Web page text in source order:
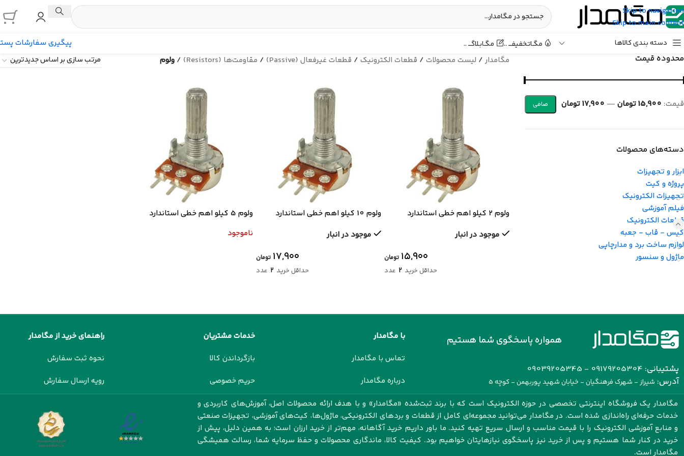
Skip to navigation
Skip to main content
دسته بندی کالاها مگـاتخفیفـــ .. مگـابـلاگـــ .. پیگیری سفارشات
محدوده قیمت
صافی قيمت: 15,900 تومان — 17,900 تومان
دسته‌های محصولات
ابزار و تجهیزات
پروژه و کیت
تجهیزات الکترونیک
فیلم آموزشی
قطعات الکترونیک
کیس - قاب - جعبه
لوازم ساخت برد و مدارچاپی
ماژول و سنسور
مگامدار/ لیست محصولات / قطعات الکترونیک / قطعات غیرفعال (Passive) / مقاومت‌ها (Resistors) /ولوم
ولوم 2 کیلو اهم خطی استاندارد
موجود در انبار
۱۵,۹۰۰ تومان
حداقل خرید 2 عدد
ولوم 10 کیلو اهم خطی استاندارد
موجود در انبار
۱۷,۹۰۰ تومان
حداقل خرید 2 عدد
ولوم 5 کیلو اهم خطی استاندارد
ناموجود
همواره پاسخگوی شما هستیم
پشتیبانی: 09179205304 - 09039205345
آدرس: شیراز - شهرک فرهنگیان - خیابان شهید پوربهمن - کوچه 5
با مگامدار
تماس با مگامدار
درباره مگامدار
خدمات مشتریان
بازگرداندن کالا
حریم خصوصی
راهنمای خرید از مگامدار
نحوه ثبت سفارش
رویه ارسال سفارش
مگامدار یک فروشگاه اینترنتی تخصصی در حوزه الکترونیک است که با برند ثبت‌شده «مگامدار» و با هدف ارائه محصولات اصل، آموزش‌های کاربردی و
خدمات حرفه‌ای راه‌اندازی شده است. در مگامدار می‌توانید مجموعه‌ای کامل از قطعات و بردهای الکترونیکی، ماژول‌ها، کیت‌های آموزشی، تجهیزات صنعتی
و منابع آموزشی الکترونیک را با قیمت مناسب و ارسال سریع تهیه کنید. ما باور داریم خرید آگاهانه، مهم‌تر از خرید ارزان است؛ به همین دلیل، پیش از
خرید در کنار شما هستیم و پس از خرید نیز پاسخگوی نیازهایتان خواهیم بود. کیفیت کالا، ماندگاری محصولات و حفظ سرمایه شما، رسالت همیشگی
مگامدار است.